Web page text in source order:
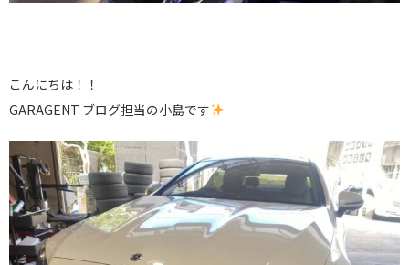
こんにちは！！
GARAGENT ブログ担当の小島です